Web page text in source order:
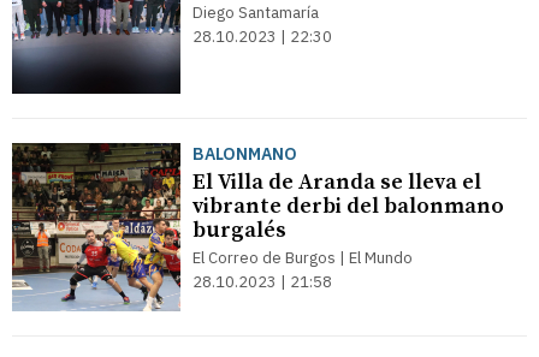
Diego Santamaría
28.10.2023 | 22:30
BALONMANO
El Villa de Aranda se lleva el
vibrante derbi del balonmano
burgalés
El Correo de Burgos | El Mundo
28.10.2023 | 21:58